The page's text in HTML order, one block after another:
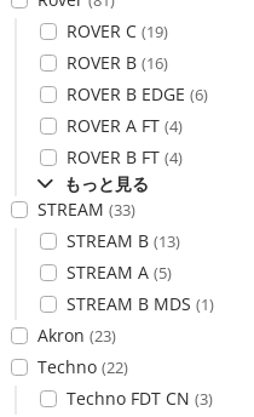
ROVER C (19)
ROVER B (16)
ROVER B EDGE (6)
ROVER A FT (4)
ROVER B FT (4)
もっと見る
STREAM (33)
STREAM B (13)
STREAM A (5)
STREAM B MDS (1)
Akron (23)
Techno (22)
Techno FDT CN (3)